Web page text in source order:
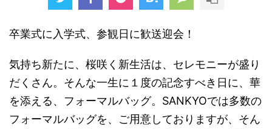
卒業式に入学式、参観日に歓送迎会！
気持ち新たに、桜咲く新生活は、セレモニーが盛り
だくさん。そんな一生に１度の記念すべき日に、華
を添える、フォーマルバッグ。SANKYOでは多数の
フォーマルバッグを、ご用意しておりますが、そん